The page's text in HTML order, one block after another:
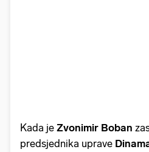
Kada je Zvonimir Boban
predsjednika uprave